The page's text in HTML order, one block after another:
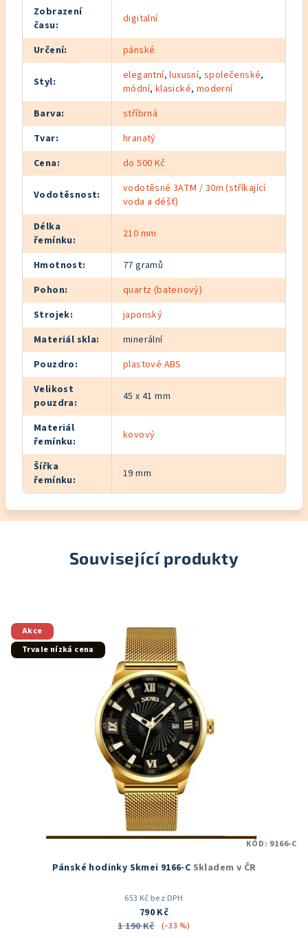
Zobrazení
času: digitalní
Určení: pánské
Styl: elegantní,luxusní,společenské,
módní, klasické, moderní
Barva:
stříbrná
Tvar:
hranatý
Cena: do 500 Kč
Vodotěsnost:
vodotěsné 3ATM / 30m (stříkající
voda a déšť)
Délka
řemínku: 210 mm
Hmotnost:
77 gramů
Pohon:
quartz (bateriový)
Strojek:
japonský
Materiál skla:
minerální
Pouzdro:
plastové ABS
Velikost
pouzdra: 45 x 41 mm
Materiál
řemínku: kovový
Šířka
řemínku: 19 mm
Související produkty
Akce
Trvale nízká cena
Pánské hodinky Skmei 9166-C Skladem v ČR
653 Kč bez DPH
790 Kč
1 190 Kč
(–33 %)
KÓD: 9166-C